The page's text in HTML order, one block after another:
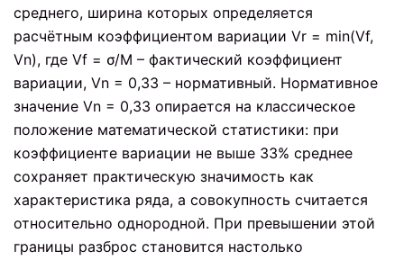
среднего, ширина которых определяется
расчётным коэффициентом вариации Vr = min(Vf,
Vn), где Vf = σ/M – фактический коэффициент
вариации, Vn = 0,33 – нормативный. Нормативное
значение Vn = 0,33 опирается на классическое
положение математической статистики: при
коэффициенте вариации не выше 33% среднее
сохраняет практическую значимость как
характеристика ряда, а совокупность считается
относительно однородной. При превышении этой
границы разброс становится настолько